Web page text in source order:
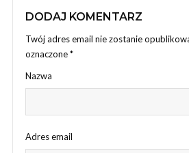
DODAJ KOMENTARZ
Twój adres email nie zostanie
oznaczone*
Nazwa
Adres email